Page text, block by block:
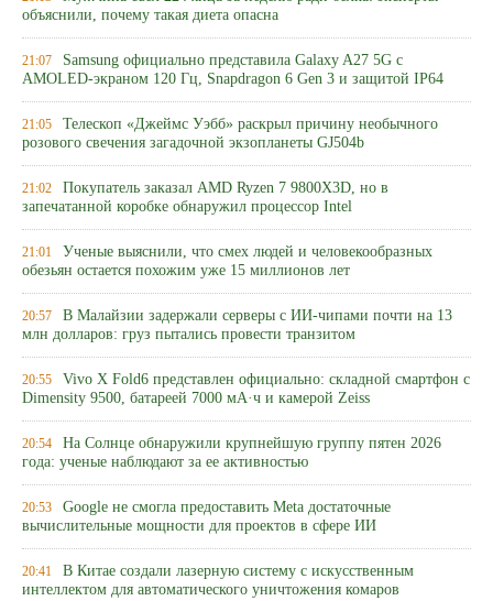
объяснили, почему такая диета опасна
21:07 Samsung официально представила Galaxy A27 5G с
AMOLED-экраном 120 Гц, Snapdragon 6 Gen 3 и защитой IP64
21:05 Телескоп «Джеймс Уэбб» раскрыл причину необычного
розового свечения загадочной экзопланеты GJ504b
21:02 Покупатель заказал AMD Ryzen 7 9800X3D, но в
запечатанной коробке обнаружил процессор Intel
21:01 Ученые выяснили, что смех людей и человекообразных
обезьян остается похожим уже 15 миллионов лет
20:57 В Малайзии задержали серверы с ИИ-чипами почти на 13
млн долларов: груз пытались провести транзитом
20:55 Vivo X Fold6 представлен официально: складной смартфон с
Dimensity 9500, батареей 7000 мА·ч и камерой Zeiss
20:54 На Солнце обнаружили крупнейшую группу пятен 2026
года: ученые наблюдают за ее активностью
20:53 Google не смогла предоставить Meta достаточные
вычислительные мощности для проектов в сфере ИИ
20:41 В Китае создали лазерную систему с искусственным
интеллектом для автоматического уничтожения комаров